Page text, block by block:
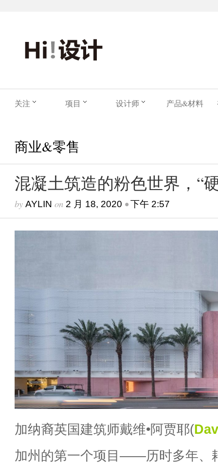
关注 项目 设计师 产品&材料
商业&零售
混凝土筑造的粉色世界，“
by AYLIN on 2 月 18, 2020 •下午 2:57
加纳裔英国建筑师戴维•阿贾耶(
加州的第一个项目——历时多年、